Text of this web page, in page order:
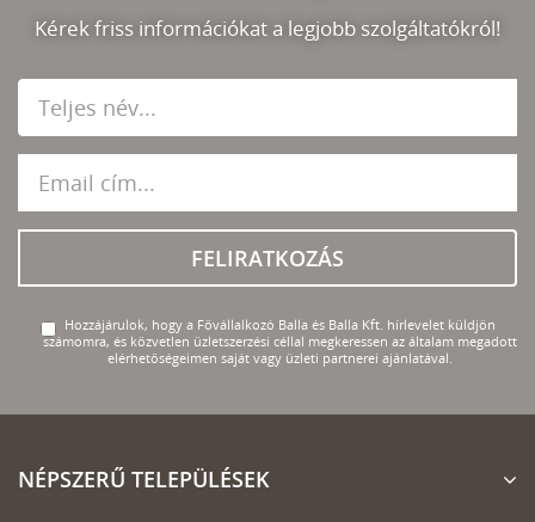
Kérek friss információkat a legjobb szolgáltatókról!
FELIRATKOZÁS
Hozzájárulok, hogy a Fővállalkozó Balla és Balla Kft. hírlevelet küldjön
számomra, és közvetlen üzletszerzési céllal megkeressen az általam megadott
elérhetőségeimen saját vagy üzleti partnerei ajánlatával.
NÉPSZERŰ TELEPÜLÉSEK